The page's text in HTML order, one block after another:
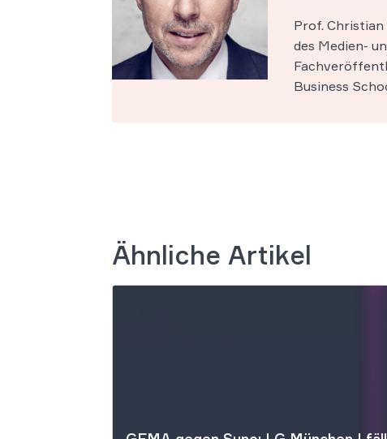
Prof. Christian
des Medien-
Business
Ähnliche Artikel